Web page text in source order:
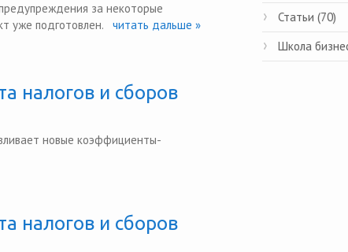
за некоторые
уже подготовлен. читать дальше »
налогов и сборов
новые коэффициенты-
налогов и сборов
Статьи (70)
Школа